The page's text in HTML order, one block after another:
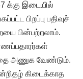
க்கு இடையில்
பிறப்பு பதிவுச்
பின்பற்றலாம்.
அணுக வேண்டும்.
கிடைக்காத